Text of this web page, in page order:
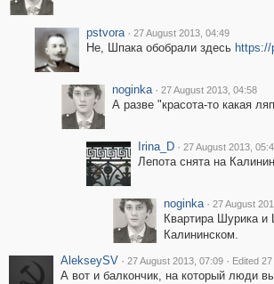
pstvora · 27 August 2013, 04:49
Не, Шпака обобрали здесь
noginka · 27 August 2013, 04:58
А разве "красота-то какая
Irina_D · 27 August 2013,
Лепота снята на
noginka · 27 August
Квартира Шурика и
Калининском.
AlekseySV · 27 August 2013, 07:09 · Edited
А вот и балкончик, на который люди